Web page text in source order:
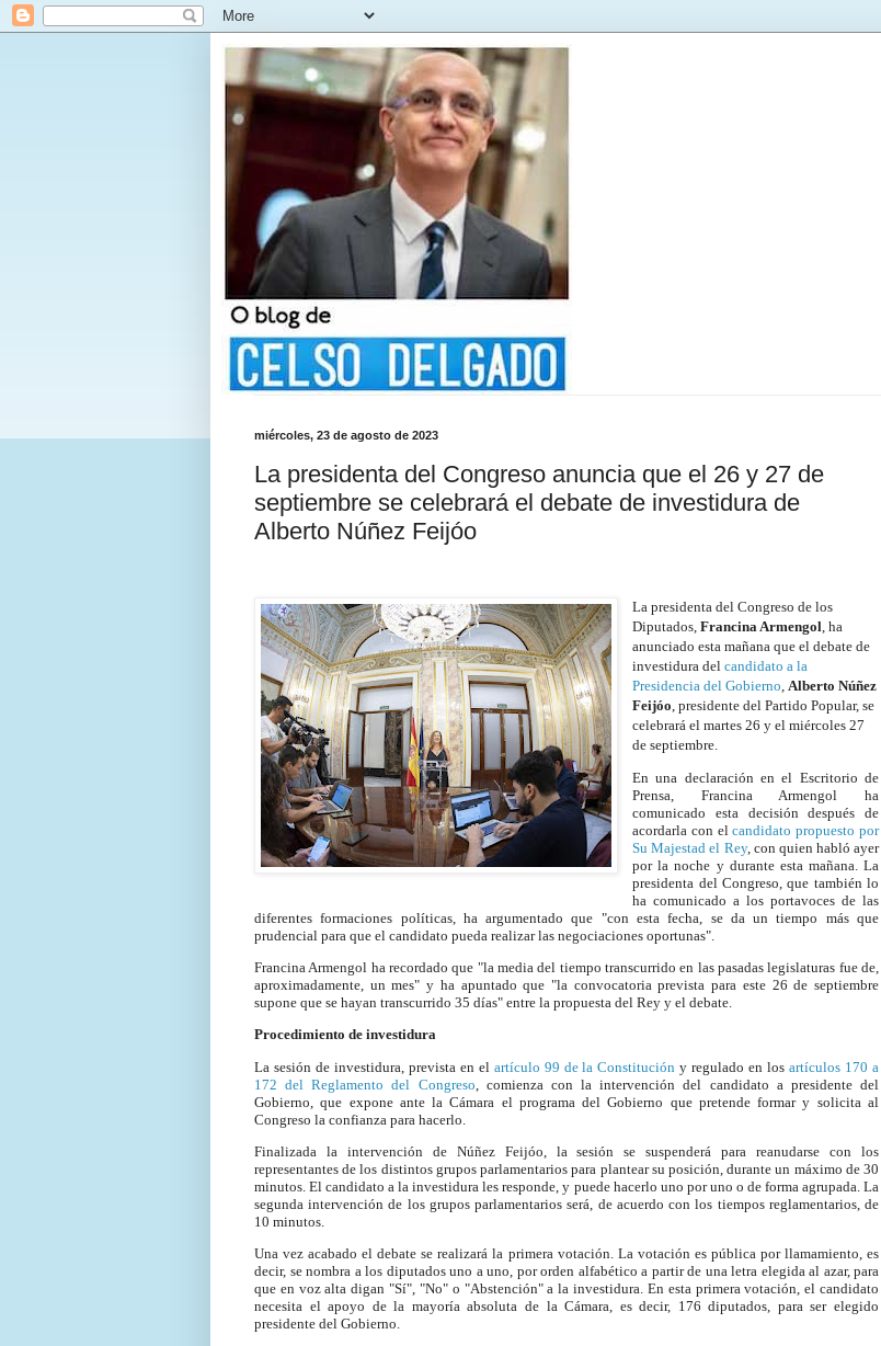
miércoles, 23 de agosto de 2023
La presidenta del Congreso anuncia que el 26 y 27 de
septiembre se celebrará el debate de investidura de
Alberto Núñez Feijóo
La presidenta del Congreso de los
Diputados,Francina Armengol , ha
anunciado esta mañana que el debate de
investidura delcandidato a la
Presidencia del Gobierno Alberto Núñez
Feijóo , presidente del Partido Popular, se
celebrará el martes 26 y el miércoles 27
de septiembre.
En una declaración en el Escritorio de
Prensa, Francina Armengol ha
comunicado esta decisión después de
acordarla con elcandidato propuesto por
Su Majestad el Rey, con quien habló ayer
por la noche y durante esta mañana. La
presidenta del Congreso, que también lo
ha comunicado a los portavoces de las
diferentes formaciones políticas, ha argumentado que "con esta fecha, se da un tiempo más que
prudencial para que el candidato pueda realizar las negociaciones oportunas".
Francina Armengol ha recordado que "la media del tiempo transcurrido en las pasadas legislaturas fue de,
aproximadamente, un mes" y ha apuntado que "la convocatoria prevista para este 26 de septiembre
supone que se hayan transcurrido 35 días" entre la propuesta del Rey y el debate.
Procedimiento de investidura
La sesión de investidura, prevista en el artículo 99 de la Constitución y regulado en losartículos 170 a
172 del Reglamento del Congreso , comienza con la intervención del candidato a presidente del
Gobierno, que expone ante la Cámara el programa del Gobierno que pretende formar y solicita al
Congreso la confianza para hacerlo.
Finalizada la intervención de Núñez Feijóo, la sesión se suspenderá para reanudarse con los
representantes de los distintos grupos parlamentarios para plantear su posición, durante un máximo de 30
minutos. El candidato a la investidura les responde, y puede hacerlo uno por uno o de forma agrupada. La
segunda intervención de los grupos parlamentarios será, de acuerdo con los tiempos reglamentarios, de
10 minutos.
Una vez acabado el debate se realizará la primera votación. La votación es pública por llamamiento, es
decir, se nombra a los diputados uno a uno, por orden alfabético a partir de una letra elegida al azar, para
que en voz alta digan "Sí", "No" o "Abstención" a la investidura. En esta primera votación, el candidato
necesita el apoyo de la mayoría absoluta de la Cámara, es decir, 176 diputados, para ser elegido
presidente del Gobierno.